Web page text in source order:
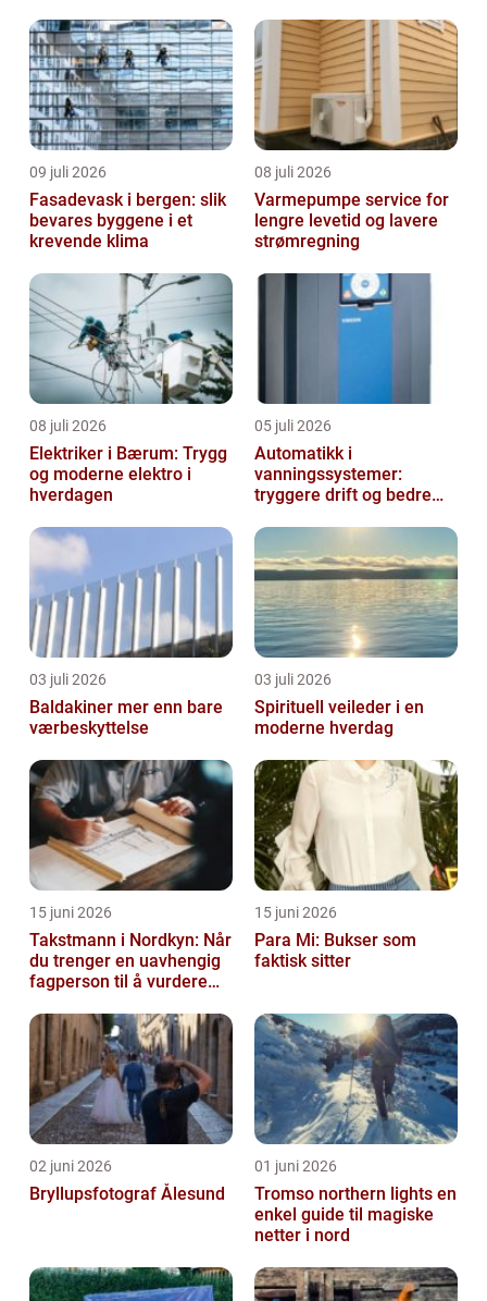
09 juli 2026
Fasadevask i bergen: slik
bevares byggene i et
krevende klima
08 juli 2026
Varmepumpe service for
lengre levetid og lavere
strømregning
08 juli 2026
Elektriker i Bærum: Trygg
og moderne elektro i
hverdagen
05 juli 2026
Automatikk i
vanningssystemer:
tryggere drift og bedre
03 juli 2026
Baldakiner mer enn bare
værbeskyttelse
03 juli 2026
Spirituell veileder i en
moderne hverdag
15 juni 2026
Takstmann i Nordkyn: Når
du trenger en uavhengig
fagperson til å vurdere
15 juni 2026
Para Mi: Bukser som
faktisk sitter
02 juni 2026
Bryllupsfotograf Ålesund
01 juni 2026
Tromso northern lights en
enkel guide til magiske
netter i nord